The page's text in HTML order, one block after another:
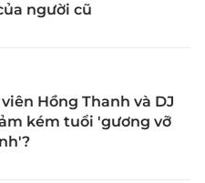
người cũ
Hồng Thanh và DJ
kém tuổi 'gương vỡ